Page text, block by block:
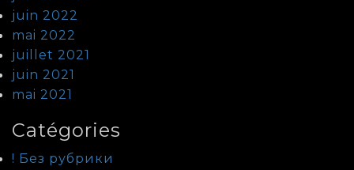
juin 2022
mai 2022
juillet 2021
juin 2021
mai 2021
Catégories
! Без рубрики